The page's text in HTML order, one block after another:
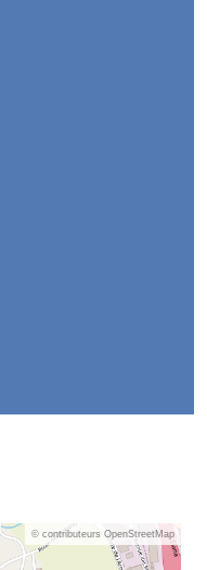
© contributeurs OpenStreetMap